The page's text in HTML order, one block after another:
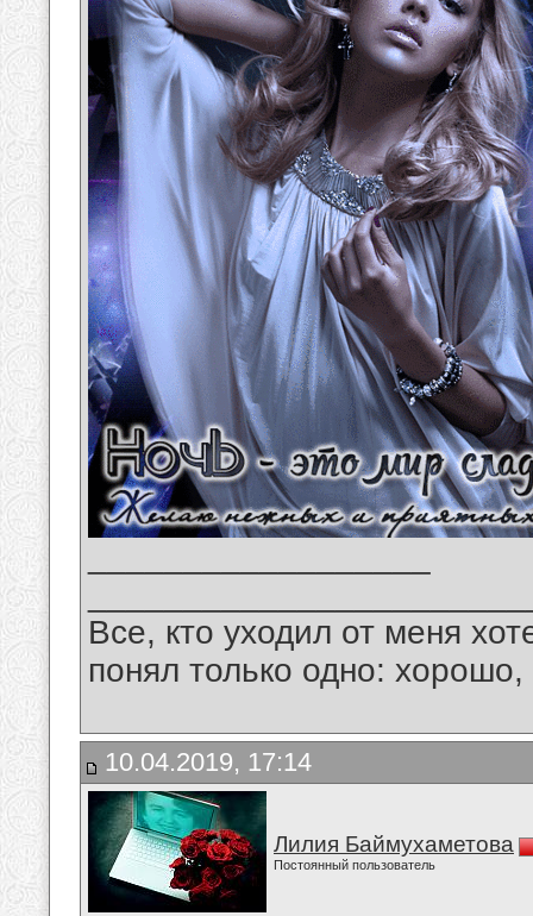
Все, кто уходил от меня
понял только одно:
10.04.2019, 17:14
Лилия Баймухаметова
Постоянный пользователь